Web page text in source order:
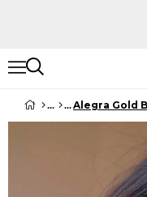
Alegra Gold